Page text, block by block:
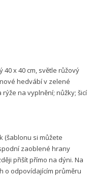
x 40 cm, světle růžový
hedvábí v zelené
na vyplnění; nůžky; šicí
(šablonu si můžete
zaoblené hrany
přišít přímo na dýni. Na
o odpovídajícím průměru